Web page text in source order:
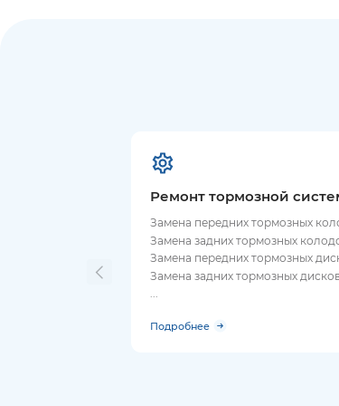
Ремонт тормозной
Замена передних тормозных
Замена задних тормозных
Замена передних тормозных
Замена задних тормозных
Подробнее